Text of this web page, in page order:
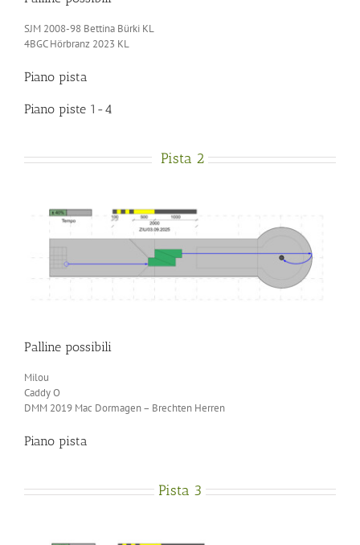
SJM 2008-98 Bettina Bürki KL
4BGC Hörbranz 2023 KL
Piano pista
Piano piste 1-4
Pista 2
Palline possibili
Milou
Caddy O
DMM 2019 Mac Dormagen – Brechten Herren
Piano pista
Pista 3